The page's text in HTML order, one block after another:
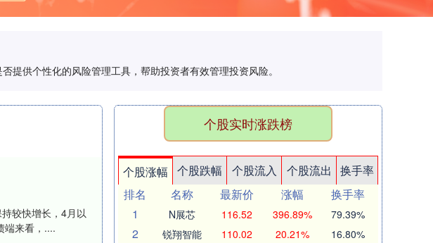
供个性化的风险管理工具，帮助投资者有效管理投资风险。
较快增长，4月以
端来看，....
个股实时涨跌榜
个股涨幅 个股跌幅 个股流入 个股流出
换手率
排名
名称 最新价 涨幅
换手率
1
N展芯 116.52 396.89% 79.39%
2 锐翔智能 110.02 20.21% 16.80%